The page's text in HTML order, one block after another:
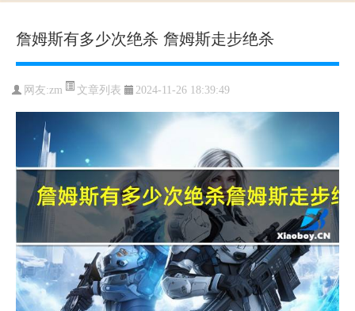
詹姆斯有多少次绝杀 詹姆斯走步绝杀
网友:zm 文章列表 2024-11-26 18:39:49